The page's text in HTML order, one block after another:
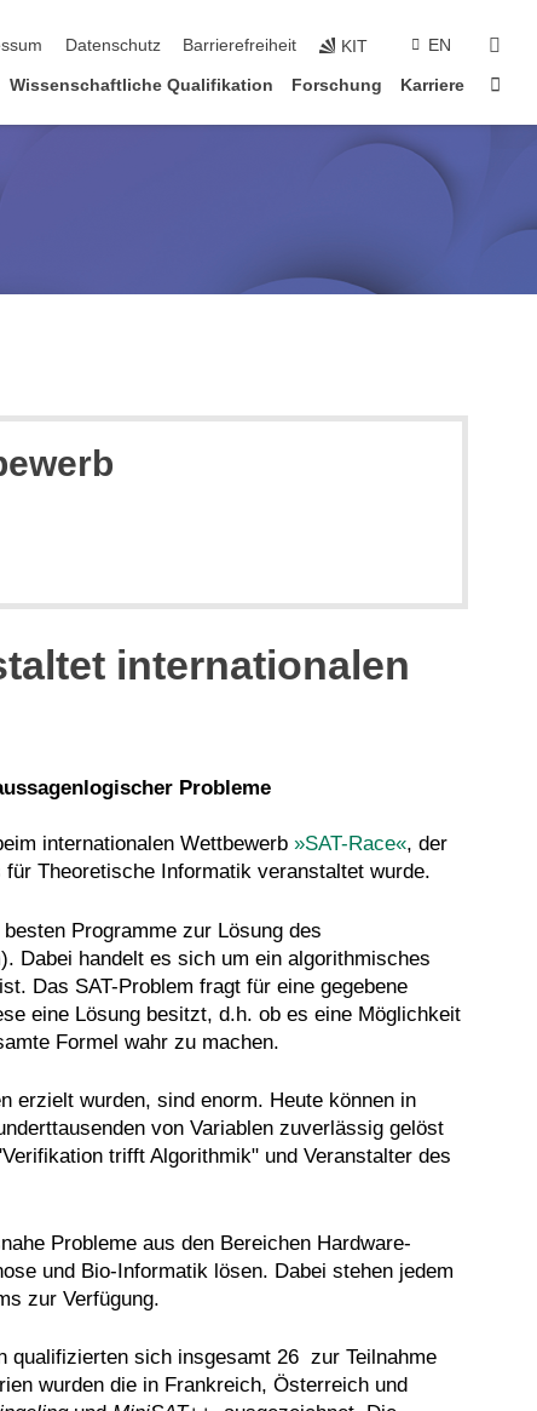
Datenschutz Barrierefreiheit KIT EN
Wissenschaftliche Qualifikation Forschung Karriere
internationalen
Probleme
internationalen Wettbewerb »SAT-Race«, der
Theoretische Informatik veranstaltet wurde.
Programme zur Lösung des
Dabei handelt es sich um ein algorithmisches
Das SAT-Problem fragt für eine gegebene
eine Lösung besitzt, d.h. ob es eine Möglichkeit
Formel wahr zu machen.
erzielt wurden, sind enorm. Heute können in
von Variablen zuverlässig gelöst
trifft Algorithmik" und Veranstalter des
Probleme aus den Bereichen Hardware-
und Bio-Informatik lösen. Dabei stehen jedem
zur Verfügung.
qualifizierten sich insgesamt 26 zur Teilnahme
wurden die in Frankreich, Österreich und